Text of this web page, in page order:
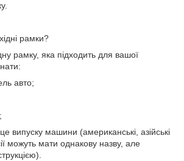
рамки?
рамку, яка підходить для вашої
авто;
машини (американські, азійські
можуть мати однакову назву, але